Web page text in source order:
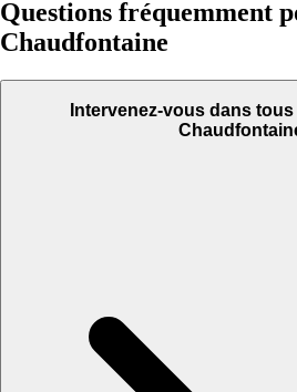
Questions fréquemment
Chaudfontaine
Intervenez-vous dans